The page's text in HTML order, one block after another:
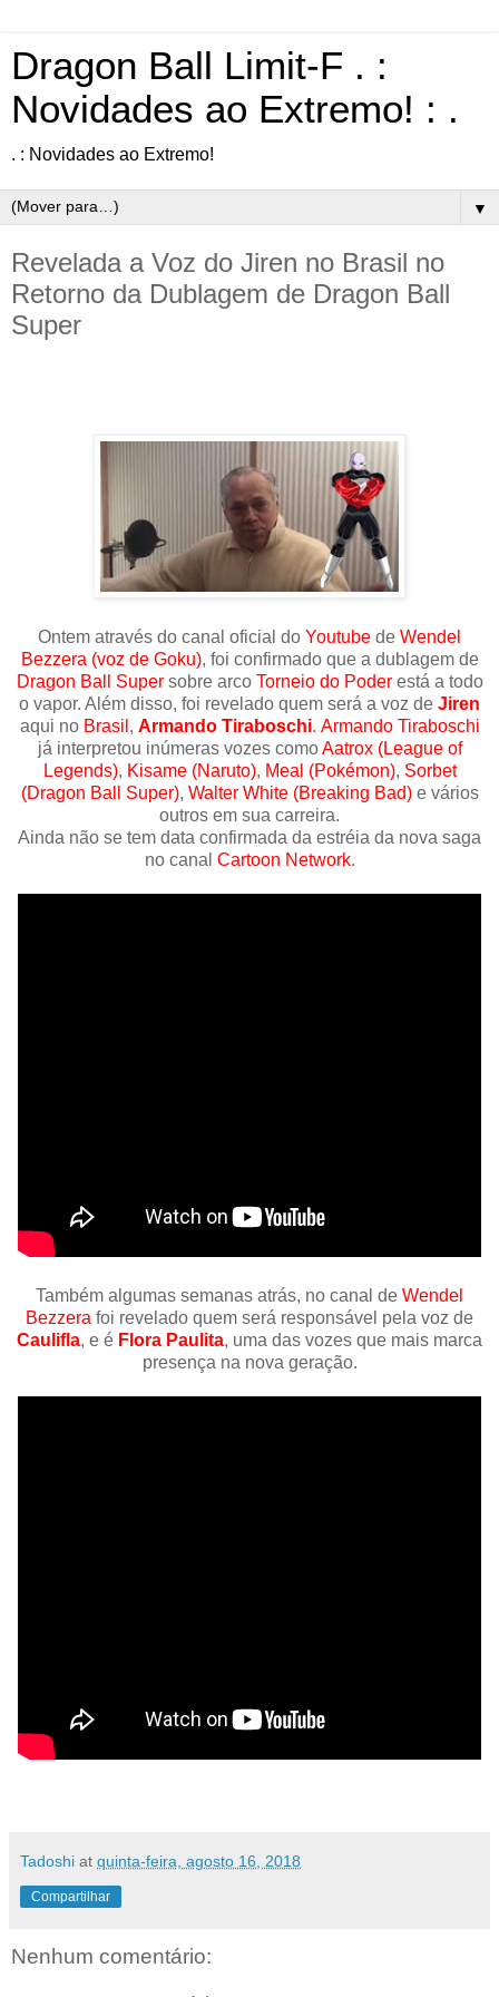
Dragon Ball Limit-F . :
Novidades ao Extremo! : .
. : Novidades ao Extremo!
▼
Revelada a Voz do Jiren no Brasil no
Retorno da Dublagem de Dragon Ball
Super
Ontem através do canal oficial do Youtube de Wendel
Bezzera (voz de Goku), foi confirmado que a dublagem de
Dragon Ball Supersobre arco Torneio do Poderestá a todo
o vapor. Além disso, foi revelado quem será a voz de Jiren
aqui no Brasil , Armando Tiraboschi. Armando Tiraboschi
já interpretou inúmeras vozes comoAatrox (League of
Legends), Kisame (Naruto), Meal (Pokémon), Sorbet
(Dragon Ball Super), Walter White (Breaking Bad)e vários
outros em sua carreira.
Ainda não se tem data confirmada da estréia da nova saga
no canal Cartoon Network.
Também algumas semanas atrás, no canal de Wendel
Bezzera foi revelado quem será responsável pela voz de
Caulifla, e é Flora Paulita, uma das vozes que mais marca
presença na nova geração.
Tadoshi at quinta-feira, agosto 16, 2018
Compartilhar
Nenhum comentário: